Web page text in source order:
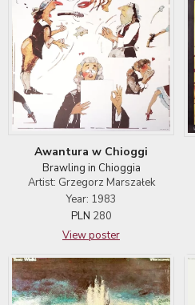
Awantura w Chioggi
Brawling in Chioggia
Artist: Grzegorz Marszałek
Year: 1983
PLN 280
View poster